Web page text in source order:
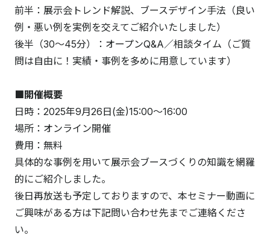
前半：展示会トレンド解説、ブースデザイン手法（良い
例・悪い例を実例を交えてご紹介いたしました）
後半（30〜45分）：オープンQ&A／相談タイム（ご質
問は自由に！実績・事例を多めに用意しています）
■開催概要
日時：2025年9月26日(金)15:00～16:00
場所：オンライン開催
費用：無料
具体的な事例を用いて展示会ブースづくりの知識を網羅
的にご紹介しました。
後日再放送も予定しておりますので、本セミナー動画に
ご興味がある方は下記問い合わせ先までご連絡くださ
い。